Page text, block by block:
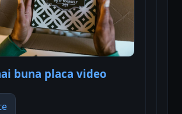
buna placa video